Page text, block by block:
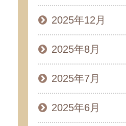
2025年12月
2025年8月
2025年7月
2025年6月